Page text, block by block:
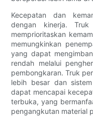
Kecepatan dan
dengan kinerja.
memprioritaskan
memungkinkan
yang dapat
rendah melalui
pembongkaran. Truk
lebih besar dan
dapat mencapai
terbuka, yang
pengangkutan material